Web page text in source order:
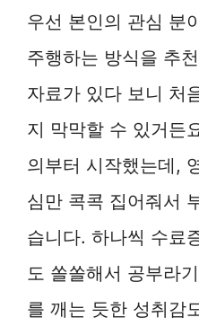
우선 본인의 관심 분
주행하는 방식을 추
자료가 있다 보니 처
지 막막할 수 있거든
의부터 시작했는데,
심만 콕콕 집어줘서
습니다. 하나씩 수료
도 쏠쏠해서 공부라
를 깨는 듯한 성취감